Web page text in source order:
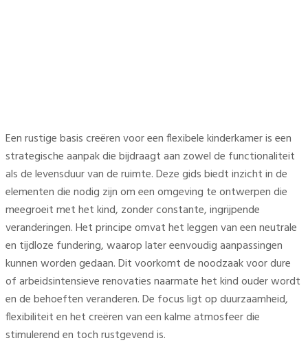
Een rustige basis creëren voor een flexibele kinderkamer is een
strategische aanpak die bijdraagt aan zowel de functionaliteit
als de levensduur van de ruimte. Deze gids biedt inzicht in de
elementen die nodig zijn om een omgeving te ontwerpen die
meegroeit met het kind, zonder constante, ingrijpende
veranderingen. Het principe omvat het leggen van een neutrale
en tijdloze fundering, waarop later eenvoudig aanpassingen
kunnen worden gedaan. Dit voorkomt de noodzaak voor dure
of arbeidsintensieve renovaties naarmate het kind ouder wordt
en de behoeften veranderen. De focus ligt op duurzaamheid,
flexibiliteit en het creëren van een kalme atmosfeer die
stimulerend en toch rustgevend is.